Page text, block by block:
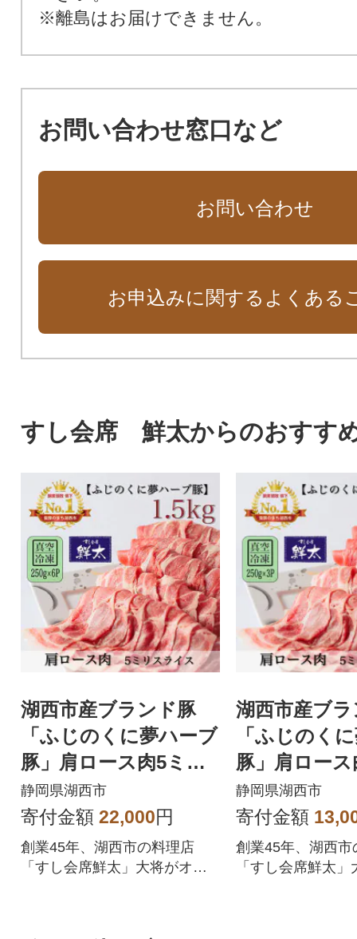
※離島はお届けできません。
お問い合わせ窓口など
お問い合わせ
お申込みに関するよくある
すし会席 鮮太からのおすす
湖西市産ブランド豚
「ふじのくに夢ハーブ
豚」肩ロース肉5ミリ
スライス1.5Kg(250g×
6)真空冷凍
静岡県湖西市
寄付金額 22,000円
創業45年、湖西市の料理店
「すし会席鮮太」大将がオス
湖西市産ブ
「ふじのく
豚」肩ロー
スライス
3)真空・冷凍
静岡県湖西市
寄付金額
創業45年、湖西市
「すし会席鮮太